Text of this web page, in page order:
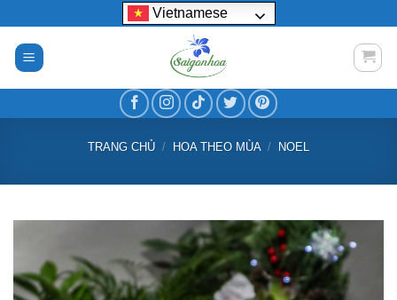
nội
dung
Vietnamese
TRANG CHỦ / HOA THEO MÙA / NOEL